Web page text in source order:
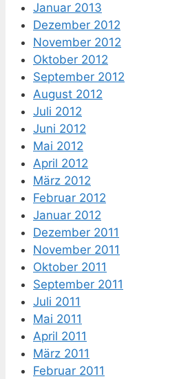
Januar 2013
Dezember 2012
November 2012
Oktober 2012
September 2012
August 2012
Juli 2012
Juni 2012
Mai 2012
April 2012
März 2012
Februar 2012
Januar 2012
Dezember 2011
November 2011
Oktober 2011
September 2011
Juli 2011
Mai 2011
April 2011
März 2011
Februar 2011